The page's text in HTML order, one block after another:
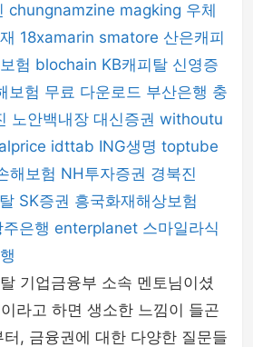
chungnamzine magking 우체
18xamarin smatore 산은캐피
험 blochain KB캐피탈 신영증
보험 무료 다운로드 부산은행 충
노안백내장 대신증권 withoutu
idttab ING생명 toptube
해보험 NH투자증권 경북진
SK증권 흥국화재해상보험
주은행 enterplanet 스마일라식
기업금융부 소속 멘토님이셨
라고 하면 생소한 느낌이 들곤
, 금융권에 대한 다양한 질문들